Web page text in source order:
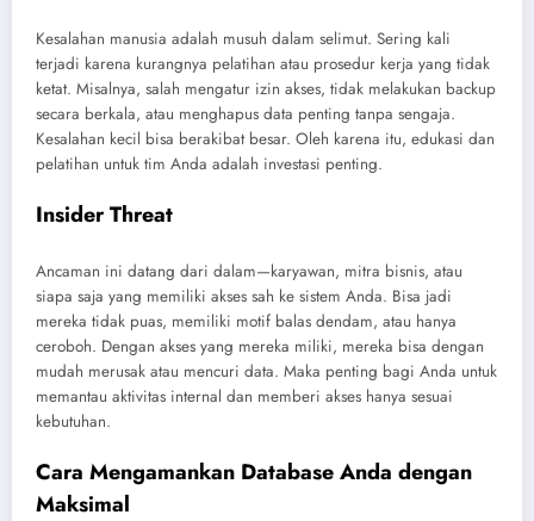
Kesalahan manusia adalah musuh dalam selimut. Sering kali
terjadi karena kurangnya pelatihan atau prosedur kerja yang tidak
ketat. Misalnya, salah mengatur izin akses, tidak melakukan backup
secara berkala, atau menghapus data penting tanpa sengaja.
Kesalahan kecil bisa berakibat besar. Oleh karena itu, edukasi dan
pelatihan untuk tim Anda adalah investasi penting.
Insider Threat
Ancaman ini datang dari dalam—karyawan, mitra bisnis, atau
siapa saja yang memiliki akses sah ke sistem Anda. Bisa jadi
mereka tidak puas, memiliki motif balas dendam, atau hanya
ceroboh. Dengan akses yang mereka miliki, mereka bisa dengan
mudah merusak atau mencuri data. Maka penting bagi Anda untuk
memantau aktivitas internal dan memberi akses hanya sesuai
kebutuhan.
Cara Mengamankan Database Anda dengan
Maksimal